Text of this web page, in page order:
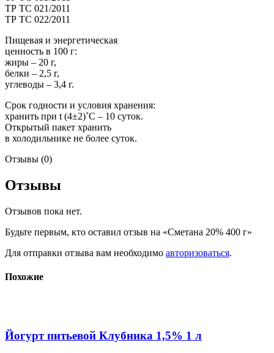
ТР ТС 021/2011
ТР ТС 022/2011
Пищевая и энергетическая
ценность в 100 г:
жиры – 20 г,
белки – 2,5 г,
углеводы – 3,4 г.
Срок годности и условия хранения:
хранить при t (4±2)˚С – 10 суток.
Открытый пакет хранить
в холодильнике не более суток.
Отзывы (0)
Отзывы
Отзывов пока нет.
Будьте первым, кто оставил отзыв на «Сметана 20% 400 г»
Для отправки отзыва вам необходимо авторизоваться.
Похожие
Йогурт питьевой Клубника 1,5% 1 л